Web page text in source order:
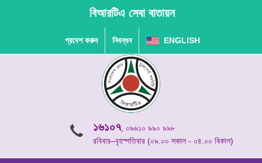
বিআরটিএ সেবা বাতায়ন
প্রবেশ করুন নিবন্ধন ENGLISH
১৬১০৭, ০৯৬১০ ৯৯০ ৯৯৮
রবিবার–বৃহস্পতিবার (০৯.০০ সকাল - ০৪.০০ বিকাল)